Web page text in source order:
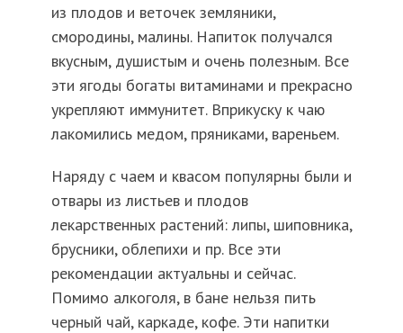
из плодов и веточек земляники,
смородины, малины. Напиток получался
вкусным, душистым и очень полезным. Все
эти ягоды богаты витаминами и прекрасно
укрепляют иммунитет. Вприкуску к чаю
лакомились медом, пряниками, вареньем.
Наряду с чаем и квасом популярны были и
отвары из листьев и плодов
лекарственных растений: липы, шиповника,
брусники, облепихи и пр. Все эти
рекомендации актуальны и сейчас.
Помимо алкоголя, в бане нельзя пить
черный чай, каркаде, кофе. Эти напитки